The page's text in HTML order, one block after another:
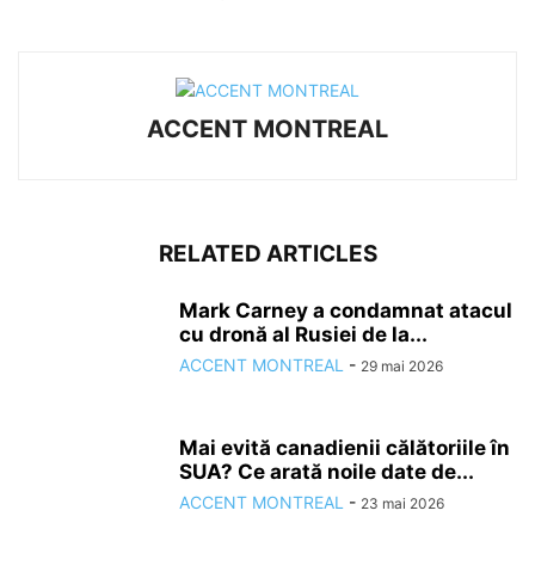
ACCENT MONTREAL
RELATED ARTICLES
Mark Carney a condamnat atacul
cu dronă al Rusiei de la...
ACCENT MONTREAL - 29 mai 2026
Mai evită canadienii călătoriile în
SUA? Ce arată noile date de...
ACCENT MONTREAL - 23 mai 2026